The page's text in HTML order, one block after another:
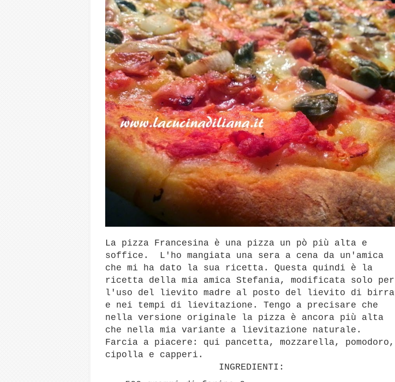
La pizza Francesina è una pizza un pò più alta e
soffice. L'ho mangiata una sera a cena da un'amica
che mi ha dato la sua ricetta. Questa quindi è la
ricetta della mia amica Stefania, modificata solo per
l'uso del lievito madre al posto del lievito di birra
e nei tempi di lievitazione. Tengo a precisare che
nella versione originale la pizza è ancora più alta
che nella mia variante a lievitazione naturale.
Farcia a piacere: qui pancetta, mozzarella, pomodoro,
cipolla e capperi.
INGREDIENTI: